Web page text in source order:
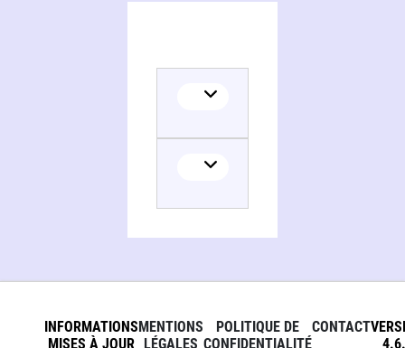
INFORMATIONS
MISES À JOUR
MENTIONS
LÉGALES
POLITIQUE DE
CONFIDENTIALITÉ
CONTACT